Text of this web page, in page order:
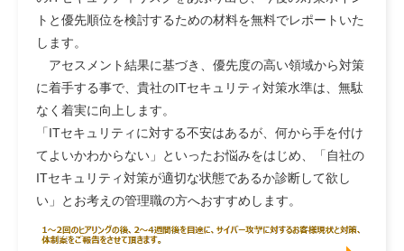
トと優先順位を検討するための材料を無料でレポートいた
します。
アセスメント結果に基づき、優先度の高い領域から対策
に着手する事で、貴社のITセキュリティ対策水準は、無駄
なく着実に向上します。
「ITセキュリティに対する不安はあるが、何から手を付け
てよいかわからない」といったお悩みをはじめ、「自社の
ITセキュリティ対策が適切な状態であるか診断して欲し
い」とお考えの管理職の方へおすすめします。